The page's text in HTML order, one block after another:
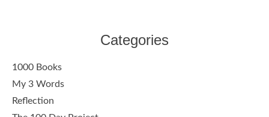
Categories
1000 Books
My 3 Words
Reflection